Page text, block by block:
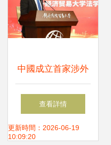
中國成立首家涉外
法治研究院 聚焦經
濟貿易案件咨詢專
查看詳情
更新時間：2026-06-19
10:09:20